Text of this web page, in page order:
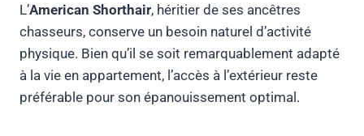
L’American Shorthair, héritier de ses ancêtres
chasseurs, conserve un besoin naturel d’activité
physique. Bien qu’il se soit remarquablement adapté
à la vie en appartement, l’accès à l’extérieur reste
préférable pour son épanouissement optimal.